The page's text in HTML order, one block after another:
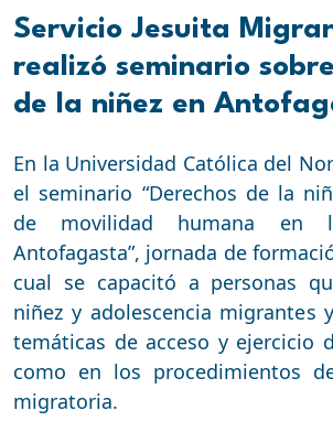
Servicio Jesuita
realizó seminario
de la niñez en
En la Universidad Católica del
el seminario “Derechos de la
de movilidad humana en
Antofagasta”, jornada de
cual se capacitó a personas
niñez y adolescencia migrantes
temáticas de acceso y ejercicio
como en los procedimientos
migratoria.